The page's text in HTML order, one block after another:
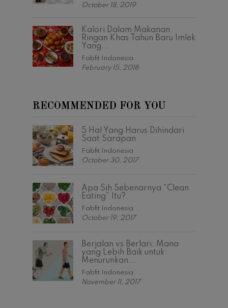
October 18, 2019
Kalori Dalam Makanan
Ringan Khas Tahun Baru Imlek
Yang...
Fabfit Indonesia
February 15, 2018
RECOMMENDED FOR YOU
5 Hal Yang Harus Dihindari
Saat Sarapan
Fabfit Indonesia
October 30, 2017
Apa Sih Sebenarnya “Clean
Eating” Itu?
Fabfit Indonesia
October 19, 2017
Berjalan vs Berlari: Mana
yang Lebih Baik untuk
Menurunkan...
Fabfit Indonesia
November 11, 2017